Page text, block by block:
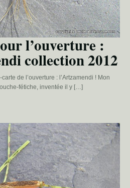
l’ouverture :
collection 2012
de l’ouverture : l’Artzamendi ! Mon
fétiche, inventée il y […]